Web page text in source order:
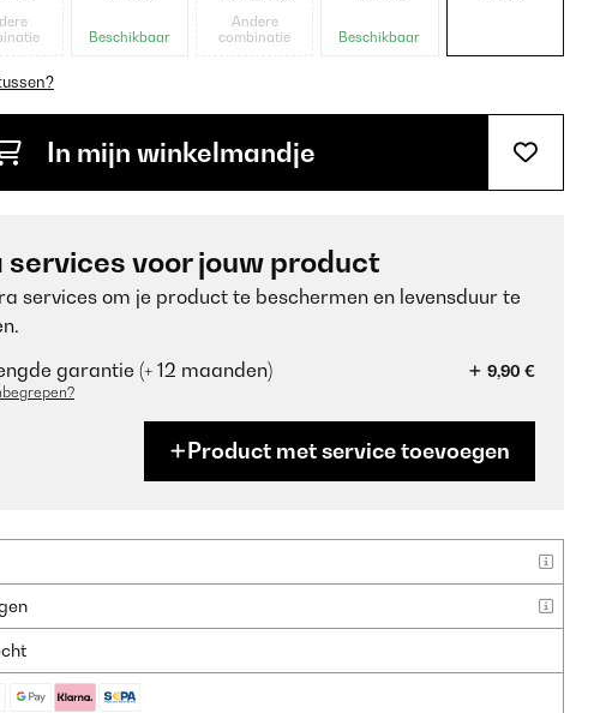
Beschikbaar
Andere
combinatie
Beschikbaar
In mijn winkelmandje
services voor jouw product
services om je product te beschermen en levensduur te
garantie (+ 12 maanden)
9,90 €
Product met service toevoegen